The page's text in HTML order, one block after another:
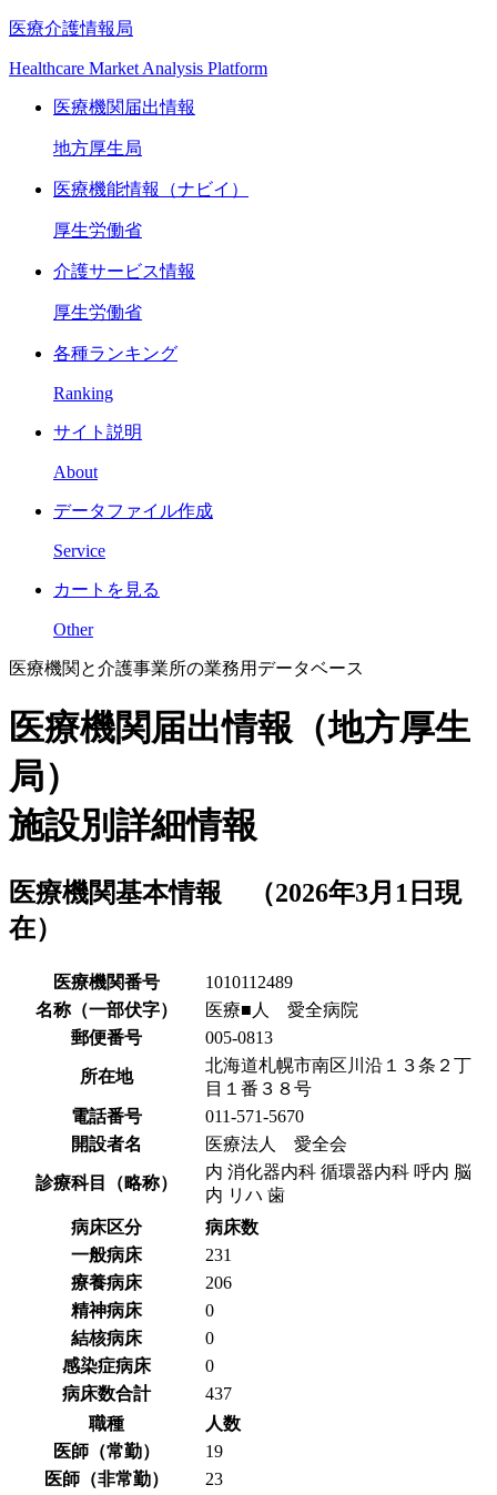
医療介護情報局
Healthcare Market Analysis Platform
医療機関届出情報
地方厚生局
医療機能情報（ナビイ）
厚生労働省
介護サービス情報
厚生労働省
各種ランキング
Ranking
サイト説明
About
データファイル作成
Service
カートを見る
Other
医療機関と介護事業所の業務用データベース
医療機関届出情報（地方厚生
局）
施設別詳細情報
医療機関基本情報 （2026年3月1日現
在）
医療機関番号
1010112489
名称（一部伏字）
医療■人 愛全病院
郵便番号
005-0813
所在地
北海道札幌市南区川沿１３条２丁
目１番３８号
電話番号
011-571-5670
開設者名
医療法人 愛全会
診療科目（略称）
内 消化器内科 循環器内科 呼内 脳
内 リハ 歯
病床区分
病床数
一般病床
231
療養病床
206
精神病床
0
結核病床
0
感染症病床
0
病床数合計
437
職種
人数
医師（常勤）
19
医師（非常勤）
23